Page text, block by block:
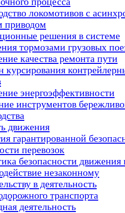
локомотивов с
приводом
решения в системе
тормозами грузовых
качества ремонта пути
курсирования
энергоэффективности
инструментов
движения
гарантированной
перевозок
безопасности движения
незаконному
в деятельность
транспорта
деятельность